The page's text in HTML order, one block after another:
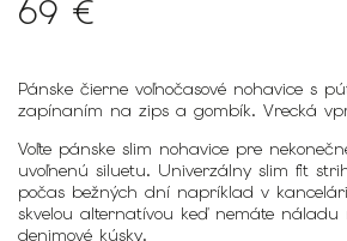
69 €
Pánske čierne voľnočasové nohavice s
zapínaním na zips a gombík. Vrecká
Voľte pánske slim nohavice pre
uvoľnenú siluetu. Univerzálny slim fit
počas bežných dní napríklad v
skvelou alternatívou keď nemáte
denimové kúsky.